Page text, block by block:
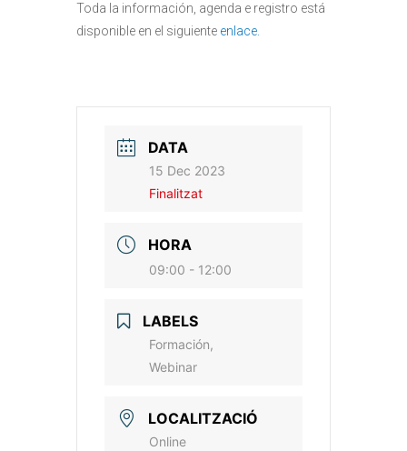
Toda la información, agenda e registro está
disponible en el siguiente enlace.
DATA
15 Dec 2023
Finalitzat
HORA
09:00 - 12:00
LABELS
Formación,
Webinar
LOCALITZACIÓ
Online